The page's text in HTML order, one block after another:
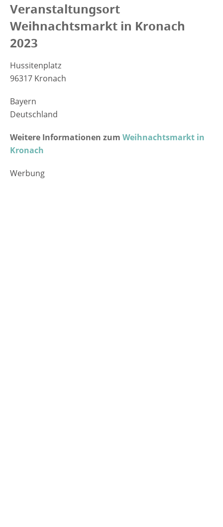
Veranstaltungsort
Weihnachtsmarkt in Kronach
2023
Hussitenplatz
96317 Kronach
Bayern
Deutschland
Weitere Informationen zum Weihnachtsmarkt in
Kronach
Werbung